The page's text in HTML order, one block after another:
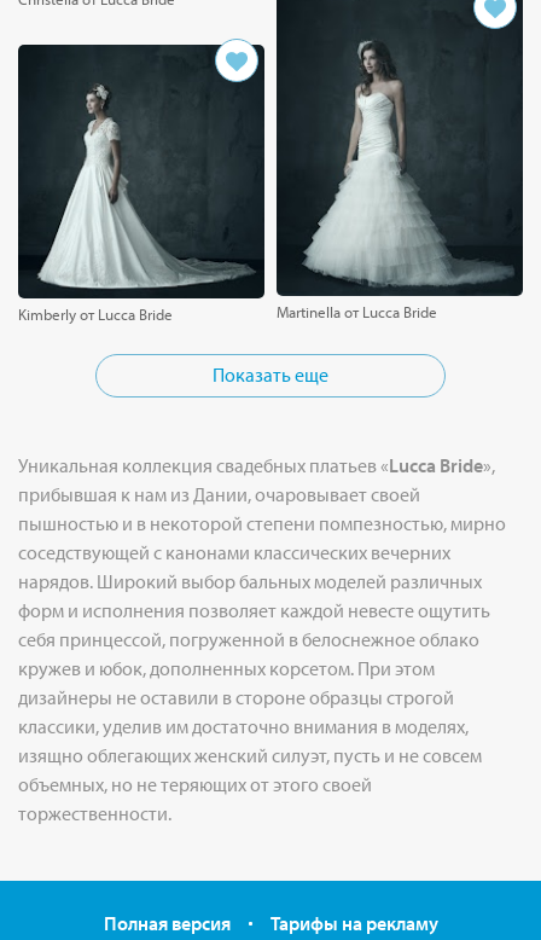
Kimberly от Lucca Bride Martinella от Lucca Bride
Показать еще
Уникальная коллекция свадебных платьев «Lucca Bride»,
прибывшая к нам из Дании, очаровывает своей
пышностью и в некоторой степени помпезностью, мирно
соседствующей с канонами классических вечерних
нарядов. Широкий выбор бальных моделей различных
форм и исполнения позволяет каждой невесте ощутить
себя принцессой, погруженной в белоснежное облако
кружев и юбок, дополненных корсетом. При этом
дизайнеры не оставили в стороне образцы строгой
классики, уделив им достаточно внимания в моделях,
изящно облегающих женский силуэт, пусть и не совсем
объемных, но не теряющих от этого своей
торжественности.
Полная версия Тарифы на рекламу